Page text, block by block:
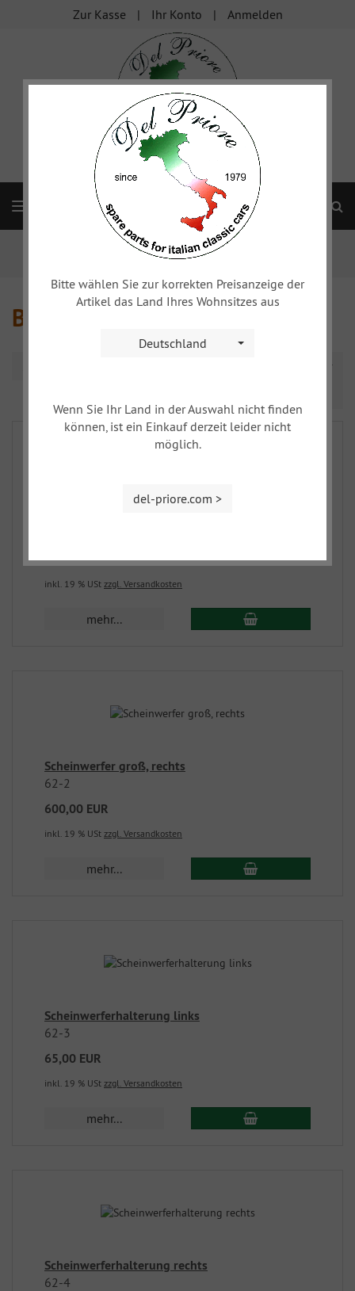
Zur Kasse Ihr Konto Anmelden
sonstige Fahrzeuge
Peugeot 504
Beleuchtung + Instrumente
Beleuchtung + Instrumente
600,00 EUR
inkl. 19 % USt zzgl. Versandkosten
mehr...
Scheinwerfer groß, rechts
62-2
600,00 EUR
inkl. 19 % USt zzgl. Versandkosten
mehr...
Scheinwerferhalterung links
62-3
65,00 EUR
inkl. 19 % USt zzgl. Versandkosten
mehr...
Scheinwerferhalterung rechts
62-4
Bitte wählen Sie zur korrekten Preisanzeige der
Artikel das Land Ihres Wohnsitzes aus
Deutschland
Wenn Sie Ihr Land in der Auswahl nicht finden
können, ist ein Einkauf derzeit leider nicht
möglich.
del-priore.com >